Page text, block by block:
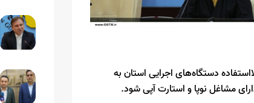
دستگاه‌های اجرایی استان به
مشاغل نوپا و استارت آپی شود.